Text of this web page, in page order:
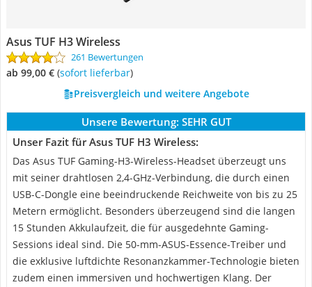
Asus TUF H3 Wireless
261 Bewertungen
ab 99,00 € ( Sofort lieferbar)
Preisvergleich und weitere Angebote
Unsere Bewertung: SEHR GUT
Unser Fazit für Asus TUF H3 Wireless:
Das Asus TUF Gaming-H3-Wireless-Headset überzeugt uns
mit seiner drahtlosen 2,4-GHz-Verbindung, die durch einen
USB-C-Dongle eine beeindruckende Reichweite von bis zu 25
Metern ermöglicht. Besonders überzeugend sind die langen
15 Stunden Akkulaufzeit, die für ausgedehnte Gaming-
Sessions ideal sind. Die 50-mm-ASUS-Essence-Treiber und
die exklusive luftdichte Resonanzkammer-Technologie bieten
zudem einen immersiven und hochwertigen Klang. Der